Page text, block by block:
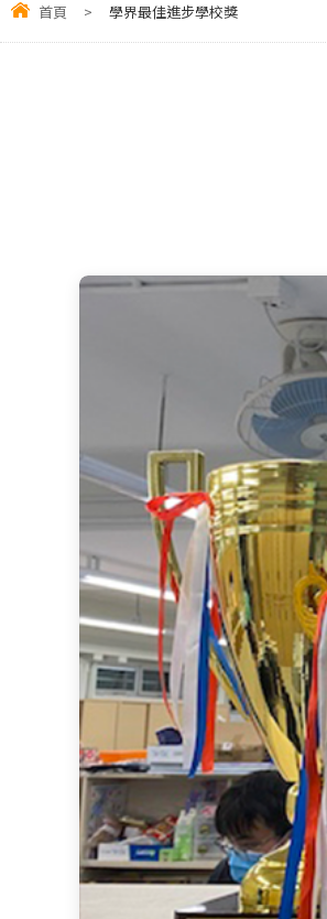
首頁 > 學界最佳進步學校獎